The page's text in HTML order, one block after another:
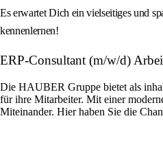
Es erwartet Dich ein vielseitiges und
kennenlernen!
ERP-Consultant (m/w/d)
Die HAUBER Gruppe bietet als
für ihre Mitarbeiter. Mit einer
Miteinander. Hier haben Sie die